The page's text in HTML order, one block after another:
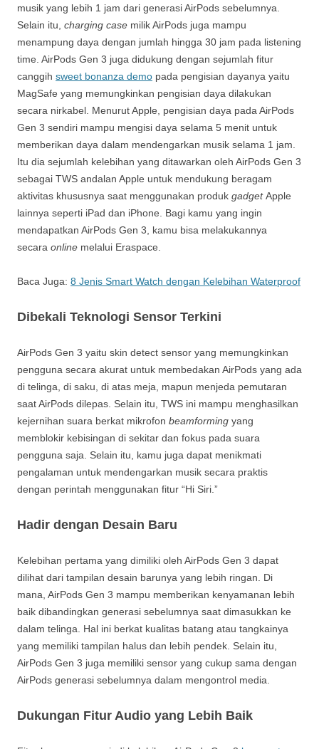
musik yang lebih 1 jam dari generasi AirPods sebelumnya.
Selain itu, charging case milik AirPods juga mampu
menampung daya dengan jumlah hingga 30 jam pada listening
time. AirPods Gen 3 juga didukung dengan sejumlah fitur
canggih sweet bonanza demo pada pengisian dayanya yaitu
MagSafe yang memungkinkan pengisian daya dilakukan
secara nirkabel. Menurut Apple, pengisian daya pada AirPods
Gen 3 sendiri mampu mengisi daya selama 5 menit untuk
memberikan daya dalam mendengarkan musik selama 1 jam.
Itu dia sejumlah kelebihan yang ditawarkan oleh AirPods Gen 3
sebagai TWS andalan Apple untuk mendukung beragam
aktivitas khususnya saat menggunakan produk gadgetApple
lainnya seperti iPad dan iPhone. Bagi kamu yang ingin
mendapatkan AirPods Gen 3, kamu bisa melakukannya
secara online melalui Eraspace.
Baca Juga: 8 Jenis Smart Watch dengan Kelebihan Waterproof
Dibekali Teknologi Sensor Terkini
AirPods Gen 3 yaitu skin detect sensor yang memungkinkan
pengguna secara akurat untuk membedakan AirPods yang ada
di telinga, di saku, di atas meja, mapun menjeda pemutaran
saat AirPods dilepas. Selain itu, TWS ini mampu menghasilkan
kejernihan suara berkat mikrofon beamforming yang
memblokir kebisingan di sekitar dan fokus pada suara
pengguna saja. Selain itu, kamu juga dapat menikmati
pengalaman untuk mendengarkan musik secara praktis
dengan perintah menggunakan fitur “Hi Siri.”
Hadir dengan Desain Baru
Kelebihan pertama yang dimiliki oleh AirPods Gen 3 dapat
dilihat dari tampilan desain barunya yang lebih ringan. Di
mana, AirPods Gen 3 mampu memberikan kenyamanan lebih
baik dibandingkan generasi sebelumnya saat dimasukkan ke
dalam telinga. Hal ini berkat kualitas batang atau tangkainya
yang memiliki tampilan halus dan lebih pendek. Selain itu,
AirPods Gen 3 juga memiliki sensor yang cukup sama dengan
AirPods generasi sebelumnya dalam mengontrol media.
Dukungan Fitur Audio yang Lebih Baik